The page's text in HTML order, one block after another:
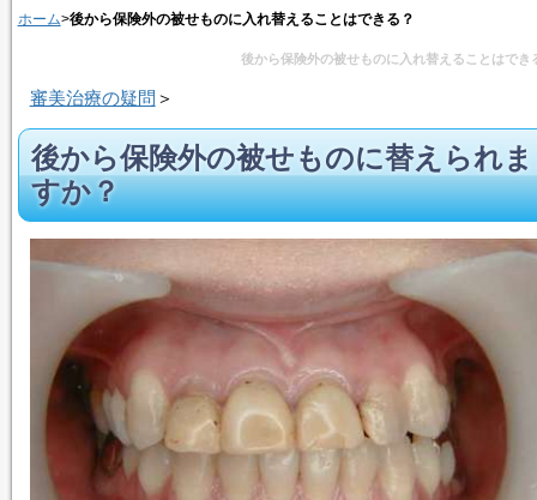
ホーム>後から保険外の被せものに入れ替えることはできる？
後から保険外の被せものに入れ替えることはでき
審美治療の疑問 ＞
後から保険外の被せものに替えられま
すか？